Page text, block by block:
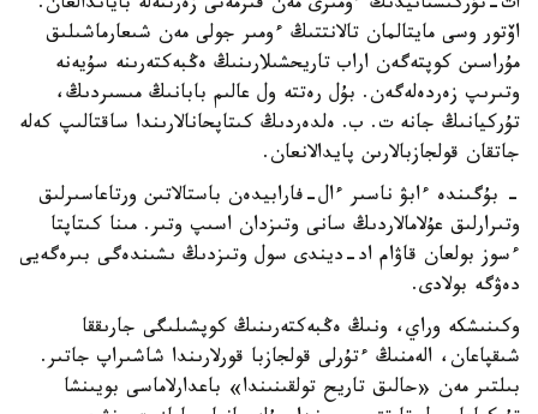
ات-تۇركىستانيدىڭ ءومىرى مەن قىزمەتى زەرتتەلە باياندالعان.
اۆتور وسى مايتالمان تالانتتىڭ ءومىر جولى مەن شىعارماشىلىق
مۇراسىن كوپتەگەن اراب تاريحشىلارىنىڭ ەڭبەكتەرىنە سۇيەنە
وتىرىپ زەردەلەگەن. بۇل رەتتە ول عالىم بابانىڭ مىسىردىڭ،
تۇركيانىڭ جانە ت. ب. ەلدەردىڭ كىتاپحانالارىندا ساقتالىپ كەلە
جاتقان قولجازبالارىن پايدالانعان.
- بۇگىندە ءابۋ ناسىر ءال-فارابيدەن باستالاتىن ورتاعاسىرلىق
وتىرارلىق عۇلامالاردىڭ سانى وتىزدان اسىپ وتىر. مىنا كىتاپتا
ءسوز بولعان قاۋام اد-ديندى سول وتىزدىڭ ىشىندەگى بىرەگەيى
دەۋگە بولادى.
وكىنىشكە وراي، ونىڭ ەڭبەكتەرىنىڭ كوپشىلىگى جارىققا
شىقپاعان، الەمنىڭ ءتۇرلى قولجازبا قورلارىندا شاشىراپ جاتىر.
بىلتىر مەن «حالىق تاريح تولقىنىندا» باعدارلاماسى بويىنشا